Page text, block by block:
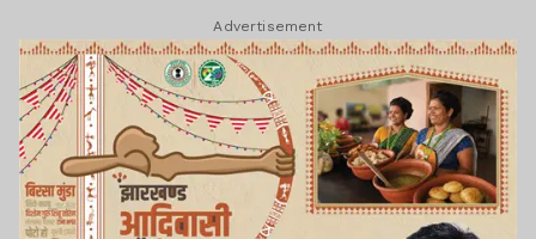
Advertisement